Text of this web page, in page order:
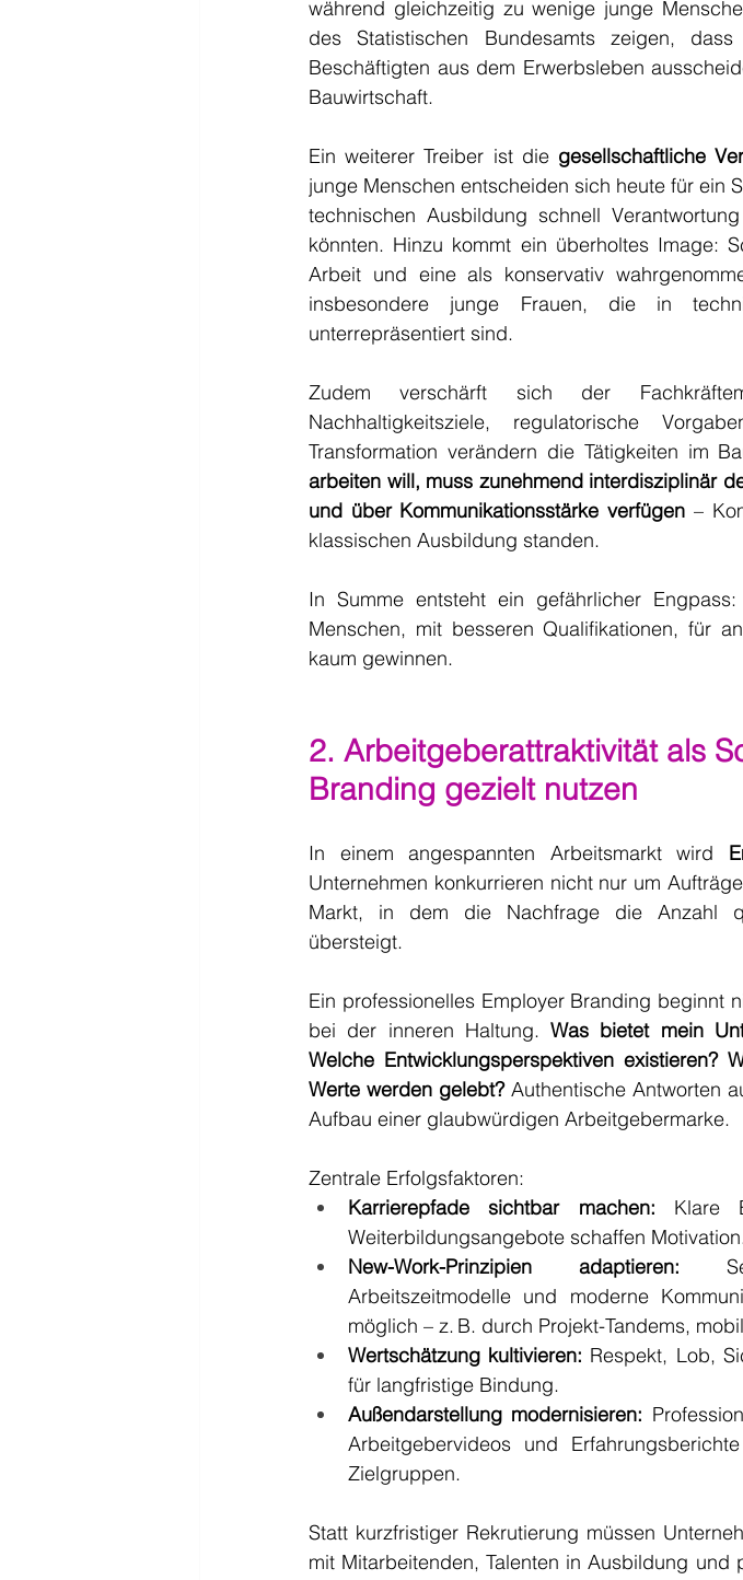
während gleichzeitig zu wenige junge
des Statistischen Bundesamts zeigen,
Beschäftigten aus dem Erwerbsleben
Bauwirtschaft.
Ein weiterer Treiber ist die gesellschaftliche
junge Menschen entscheiden sich heute für ein
technischen Ausbildung schnell
könnten. Hinzu kommt ein überholtes Image:
Arbeit und eine als konservativ
insbesondere junge Frauen, die in
unterrepräsentiert sind.
Zudem verschärft sich der
Nachhaltigkeitsziele, regulatorische
Transformation verändern die Tätigkeiten im
arbeiten will, muss zunehmend interdisziplinär
und über Kommunikationsstärke verfügen –
klassischen Ausbildung standen.
In Summe entsteht ein gefährlicher
Menschen, mit besseren Qualifikationen, für
kaum gewinnen.
2. Arbeitgeberattraktivität als
Branding gezielt nutzen
In einem angespannten Arbeitsmarkt wird
Unternehmen konkurrieren nicht nur um
Markt, in dem die Nachfrage die Anzahl
übersteigt.
Ein professionelles Employer Branding beginnt
bei der inneren Haltung. Was bietet mein
Welche Entwicklungsperspektiven existieren?
Werte werden gelebt? Authentische Antworten
Aufbau einer glaubwürdigen Arbeitgebermarke.
Zentrale Erfolgsfaktoren:
Karrierepfade sichtbar machen: Klare
Weiterbildungsangebote schaffen
New-Work-Prinzipien adaptieren:
Arbeitszeitmodelle und moderne
möglich – z. B. durch Projekt-Tandems,
Wertschätzung kultivieren: Respekt, Lob,
für langfristige Bindung.
Außendarstellung modernisieren:
Arbeitgebervideos und
Zielgruppen.
Statt kurzfristiger Rekrutierung müssen
mit Mitarbeitenden, Talenten in Ausbildung und